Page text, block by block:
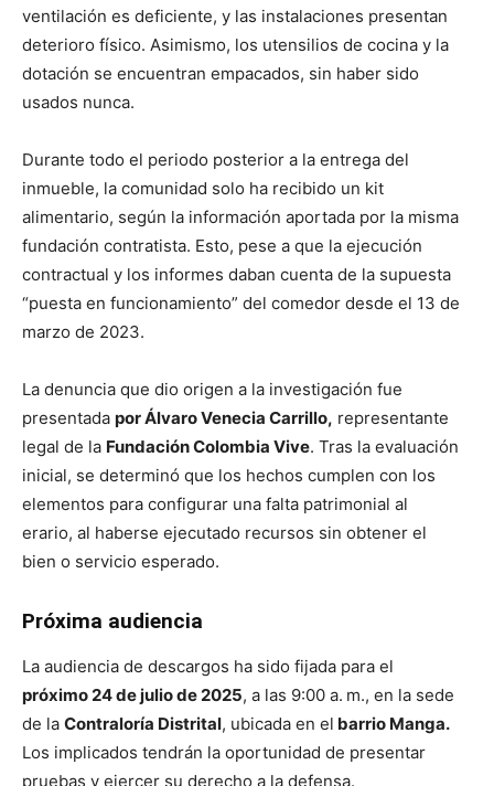
ventilación es deficiente, y las instalaciones presentan
deterioro físico. Asimismo, los utensilios de cocina y la
dotación se encuentran empacados, sin haber sido
usados nunca.
Durante todo el periodo posterior a la entrega del
inmueble, la comunidad solo ha recibido un kit
alimentario, según la información aportada por la misma
fundación contratista. Esto, pese a que la ejecución
contractual y los informes daban cuenta de la supuesta
“puesta en funcionamiento” del comedor desde el 13 de
marzo de 2023.
La denuncia que dio origen a la investigación fue
presentada por Álvaro Venecia Carrillo, representante
legal de la Fundación Colombia Vive. Tras la evaluación
inicial, se determinó que los hechos cumplen con los
elementos para configurar una falta patrimonial al
erario, al haberse ejecutado recursos sin obtener el
bien o servicio esperado.
Próxima audiencia
La audiencia de descargos ha sido fijada para el
próximo 24 de julio de 2025, a las 9:00 a. m., en la sede
de la Contraloría Distrital, ubicada en el barrio Manga.
Los implicados tendrán la oportunidad de presentar
pruebas y ejercer su derecho a la defensa.